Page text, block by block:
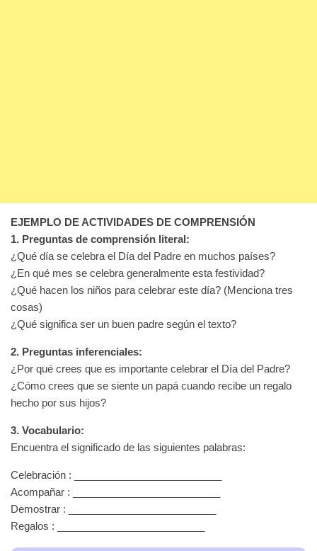
EJEMPLO DE ACTIVIDADES DE COMPRENSIÓN
1. Preguntas de comprensión literal:
¿Qué día se celebra el Día del Padre en muchos países?
¿En qué mes se celebra generalmente esta festividad?
¿Qué hacen los niños para celebrar este día? (Menciona tres
cosas)
¿Qué significa ser un buen padre según el texto?
2. Preguntas inferenciales:
¿Por qué crees que es importante celebrar el Día del Padre?
¿Cómo crees que se siente un papá cuando recibe un regalo
hecho por sus hijos?
3. Vocabulario:
Encuentra el significado de las siguientes palabras:
Celebración : __________________________
Acompañar : __________________________
Demostrar : __________________________
Regalos : __________________________